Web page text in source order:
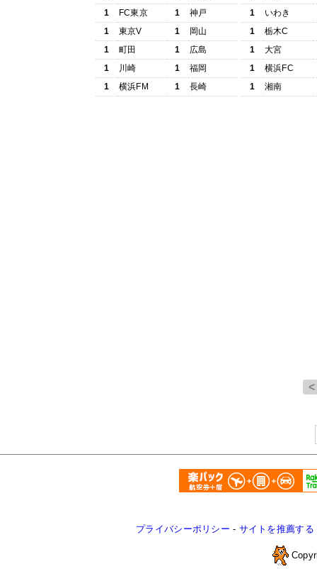
1
FC東京 1
神戸
1
東京V 1
岡山
1
町田 1
広島
1
川崎 1
福岡
1
横浜FM 1 長崎
1
いわき
1
栃木C
1
大宮
1
横浜FC
1
湘南
プライバシーポリシー - サイトを推薦する